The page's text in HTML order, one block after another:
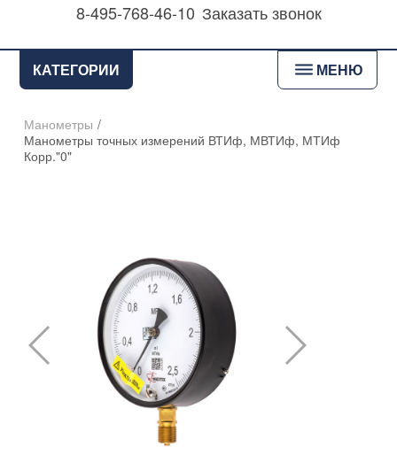
8-495-768-46-10 Заказать звонок
КАТЕГОРИИ bars МЕНЮ
Манометры /
Манометры точных измерений ВТИф, МВТИф, МТИф
Корр."0"